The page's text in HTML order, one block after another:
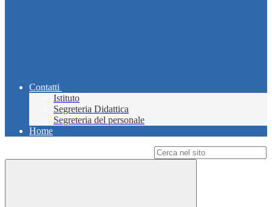
Contatti
Istituto
Segreteria Didattica
Segreteria del personale
Home